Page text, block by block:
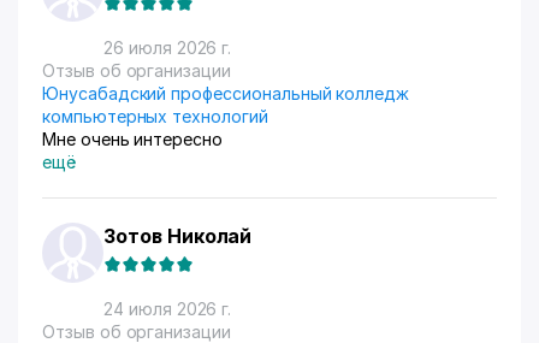
любят) За продажами следим через приложение, оно
очень помогает все контролировать, да и удобное
само по себе
26 июля 2026 г.
Отзыв об организации
Юнусабадский профессиональный колледж
компьютерных технологий
Мне очень интересно
ещё
Зотов Николай
24 июля 2026 г.
Отзыв об организации